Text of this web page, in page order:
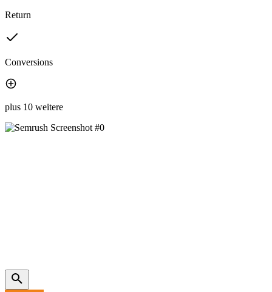
Return
Conversions
plus 10 weitere